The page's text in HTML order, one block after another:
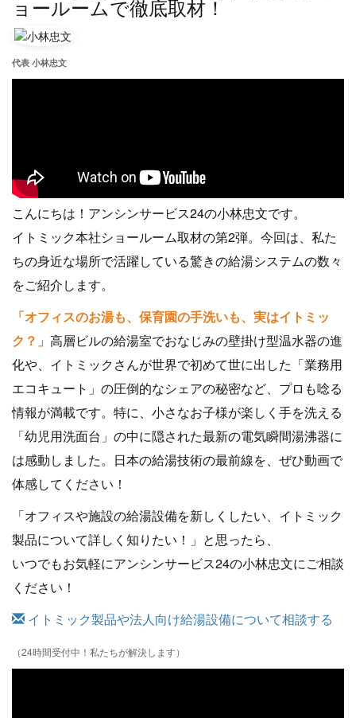
ョールームで徹底取材！
代表 小林忠文
こんにちは！アンシンサービス24の小林忠文です。
イトミック本社ショールーム取材の第2弾。今回は、私た
ちの身近な場所で活躍している驚きの給湯システムの数々
をご紹介します。
「オフィスのお湯も、保育園の手洗いも、実はイトミッ
ク？」 高層ビルの給湯室でおなじみの壁掛け型温水器の進
化や、イトミックさんが世界で初めて世に出した「業務用
エコキュート」の圧倒的なシェアの秘密など、プロも唸る
情報が満載です。特に、小さなお子様が楽しく手を洗える
「幼児用洗面台」の中に隠された最新の電気瞬間湯沸器に
は感動しました。日本の給湯技術の最前線を、ぜひ動画で
体感してください！
「オフィスや施設の給湯設備を新しくしたい、イトミック
製品について詳しく知りたい！」と思ったら、
いつでもお気軽にアンシンサービス24の小林忠文にご相談
ください！
イトミック製品や法人向け給湯設備について相談する
（24時間受付中！私たちが解決します）